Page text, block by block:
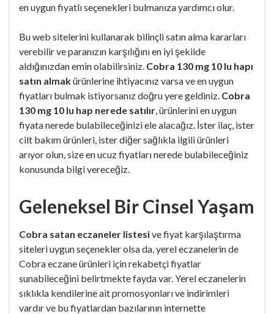
en uygun fiyatlı seçenekleri bulmanıza yardımcı olur.
Bu web sitelerini kullanarak bilinçli satın alma kararları
verebilir ve paranızın karşılığını en iyi şekilde
aldığınızdan emin olabilirsiniz. Cobra 130 mg 10 lu hapı
satın almakürünlerine ihtiyacınız varsa ve en uygun
fiyatları bulmak istiyorsanız doğru yere geldiniz. Cobra
130 mg 10 lu hap nerede satılır , ürünlerini en uygun
fiyata nerede bulabileceğinizi ele alacağız. İster ilaç, ister
cilt bakım ürünleri, ister diğer sağlıkla ilgili ürünleri
arıyor olun, size en ucuz fiyatları nerede bulabileceğiniz
konusunda bilgi vereceğiz.
Geleneksel Bir Cinsel Yaşam
Cobra satan eczaneler listesive fiyat karşılaştırma
siteleri uygun seçenekler olsa da, yerel eczanelerin de
Cobra eczane ürünleri için rekabetçi fiyatlar
sunabileceğini belirtmekte fayda var. Yerel eczanelerin
sıklıkla kendilerine ait promosyonları ve indirimleri
vardır ve bu fiyatlardan bazılarının internette